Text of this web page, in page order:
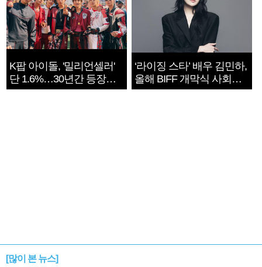
K팝 아이돌, '밀리언셀러'
단 1.6%…30년간 등장
1182개팀 전수조사
‘라이징 스타’ 배우 김민하,
올해 BIFF 개막식 사회자
확정
[많이 본 뉴스]